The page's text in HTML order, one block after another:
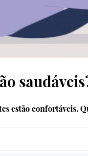
estão confortáveis.